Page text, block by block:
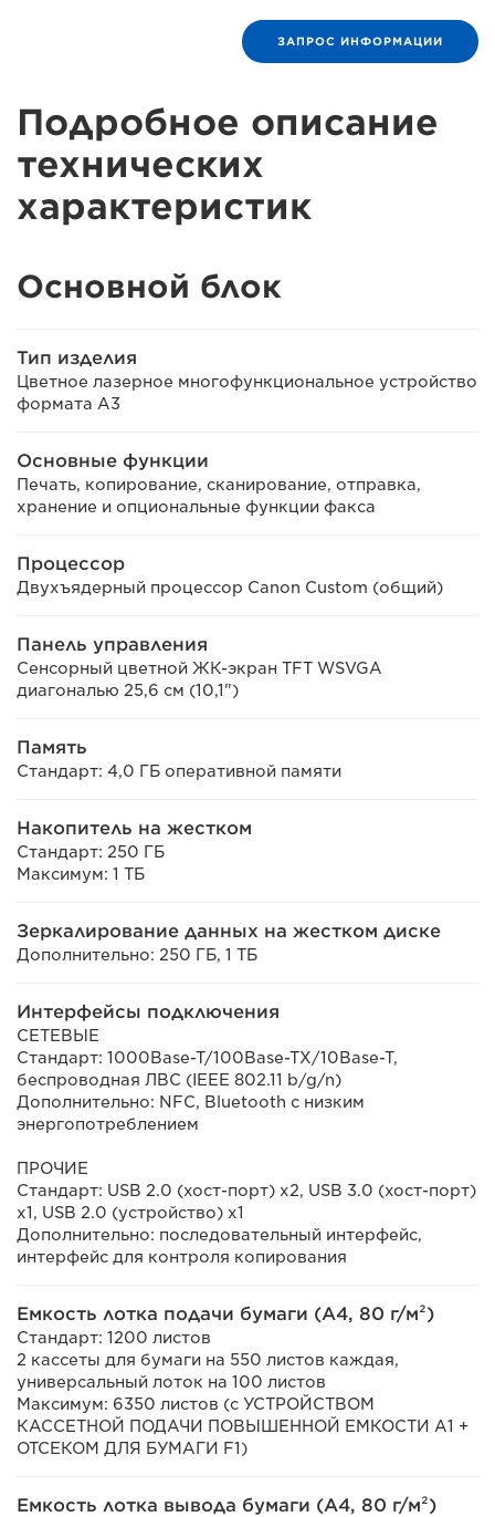
ЗАПРОС ИНФОРМАЦИИ
Подробное описание
технических
характеристик
Основной блок
Тип изделия
Цветное лазерное многофункциональное устройство
формата A3
Основные функции
Печать, копирование, сканирование, отправка,
хранение и опциональные функции факса
Процессор
Двухъядерный процессор Canon Custom (общий)
Панель управления
Сенсорный цветной ЖК-экран TFT WSVGA
диагональю 25,6 см (10,1")
Память
Стандарт: 4,0 ГБ оперативной памяти
Накопитель на жестком
Стандарт: 250 ГБ
Максимум: 1 ТБ
Зеркалирование данных на жестком диске
Дополнительно: 250 ГБ, 1 ТБ
Интерфейсы подключения
СЕТЕВЫЕ
Стандарт: 1000Base-T/100Base-TX/10Base-T,
беспроводная ЛВС (IEEE 802.11 b/g/n)
Дополнительно: NFC, Bluetooth с низким
энергопотреблением
ПРОЧИЕ
Стандарт: USB 2.0 (хост-порт) x2, USB 3.0 (хост-порт)
x1, USB 2.0 (устройство) x1
Дополнительно: последовательный интерфейс,
интерфейс для контроля копирования
Емкость лотка подачи бумаги (A4, 80 г/м²)
Стандарт: 1200 листов
2 кассеты для бумаги на 550 листов каждая,
универсальный лоток на 100 листов
Максимум: 6350 листов (с УСТРОЙСТВОМ
КАССЕТНОЙ ПОДАЧИ ПОВЫШЕННОЙ ЕМКОСТИ A1 +
ОТСЕКОМ ДЛЯ БУМАГИ F1)
Емкость лотка вывода бумаги (A4, 80 г/м²)